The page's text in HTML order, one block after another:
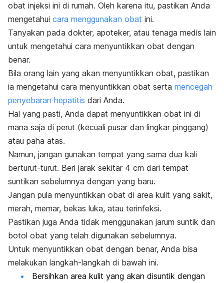
obat injeksi ini di rumah. Oleh karena itu, pastikan Anda
mengetahui cara menggunakan obat ini.
Tanyakan pada dokter, apoteker, atau tenaga medis lain
untuk mengetahui cara menyuntikkan obat dengan
benar.
Bila orang lain yang akan menyuntikkan obat, pastikan
ia mengetahui cara menyuntikkan obat serta mencegah
penyebaran hepatitis dari Anda.
Hal yang pasti, Anda dapat menyuntikkan obat ini di
mana saja di perut (kecuali pusar dan lingkar pinggang)
atau paha atas.
Namun, jangan gunakan tempat yang sama dua kali
berturut-turut. Beri jarak sekitar 4 cm dari tempat
suntikan sebelumnya dengan yang baru.
Jangan pula menyuntikkan obat di area kulit yang sakit,
merah, memar, bekas luka, atau terinfeksi.
Pastikan juga Anda tidak menggunakan jarum suntik dan
botol obat yang telah digunakan sebelumnya.
Untuk menyuntikkan obat dengan benar, Anda bisa
melakukan langkah-langkah di bawah ini.
Bersihkan area kulit yang akan disuntik dengan